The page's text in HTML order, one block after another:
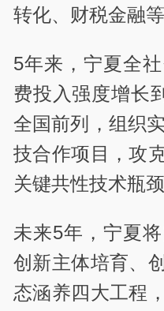
转化、财税金融
5年来，宁夏全
费投入强度增长
全国前列，组织
技合作项目，攻
关键共性技术瓶颈
未来5年，宁夏
创新主体培育、
态涵养四大工程